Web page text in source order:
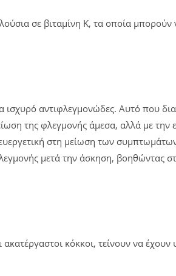
σε βιταμίνη Κ, τα οποία
αντιφλεγμονώδες. Αυτό που
της φλεγμονής άμεσα, αλλά με
στη μείωση των
μετά την άσκηση, βοηθώντας
κόκκοι, τείνουν να έχουν